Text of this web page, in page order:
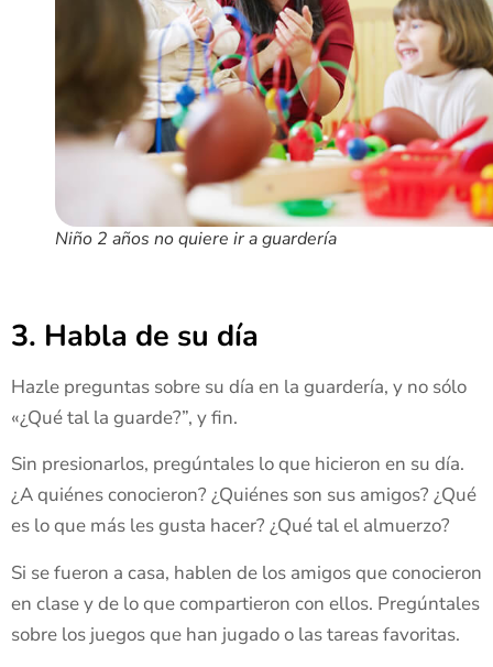
Niño 2 años no quiere ir a guardería
3. Habla de su día
Hazle preguntas sobre su día en la guardería, y no sólo
«¿Qué tal la guarde?”, y fin.
Sin presionarlos, pregúntales lo que hicieron en su día.
¿A quiénes conocieron? ¿Quiénes son sus amigos? ¿Qué
es lo que más les gusta hacer? ¿Qué tal el almuerzo?
Si se fueron a casa, hablen de los amigos que conocieron
en clase y de lo que compartieron con ellos. Pregúntales
sobre los juegos que han jugado o las tareas favoritas.